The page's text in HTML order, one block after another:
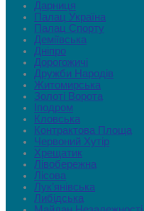
Дарниця
Палац Україна
Палац Спорту
Деміївська
Дніпро
Дорогожичі
Дружби Народів
Житомирська
Золоті Ворота
Іподром
Кловська
Контрактова Площа
Червоний Хутір
Хрещатик
Лівобережна
Лісова
Лук’янівська
Либідська